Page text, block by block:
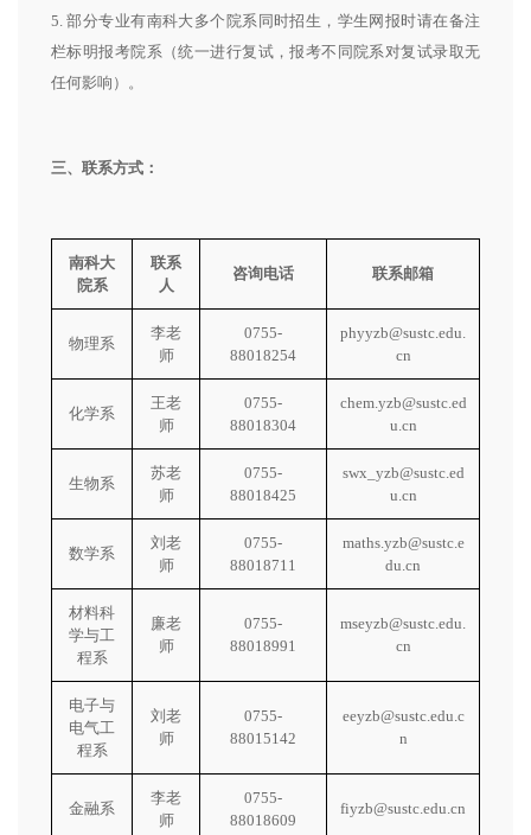
5. 部分专业有南科大多个院系同时招生，学生网报时请在备注
栏标明报考院系（统一进行复试，报考不同院系对复试录取无
任何影响）。
三、联系方式：
南科大
院系
联系
人
咨询电话 联系邮箱
物理系
李老
师
0755-
88018254
phyyzb@sustc.edu.
cn
化学系
王老
师
0755-
88018304
chem.yzb@sustc.ed
u.cn
生物系
苏老
师
0755-
88018425
swx_yzb@sustc.ed
u.cn
数学系
刘老
师
0755-
88018711
maths.yzb@sustc.e
du.cn
材料科
学与工
程系
廉老
师
0755-
88018991
mseyzb@sustc.edu.
cn
电子与
电气工
程系
刘老
师
0755-
88015142
eeyzb@sustc.edu.c
n
金融系
李老
师
0755-
88018609
fiyzb@sustc.edu.cn